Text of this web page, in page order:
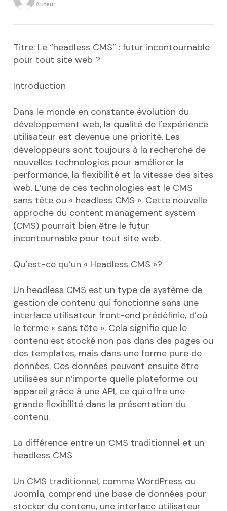
Auteur
Titre: Le “headless CMS” : futur incontournable
pour tout site web ?
Introduction
Dans le monde en constante évolution du
développement web, la qualité de l’expérience
utilisateur est devenue une priorité. Les
développeurs sont toujours à la recherche de
nouvelles technologies pour améliorer la
performance, la flexibilité et la vitesse des sites
web. L’une de ces technologies est le CMS
sans tête ou « headless CMS ». Cette nouvelle
approche du content management system
(CMS) pourrait bien être le futur
incontournable pour tout site web.
Qu’est-ce qu’un « Headless CMS »?
Un headless CMS est un type de système de
gestion de contenu qui fonctionne sans une
interface utilisateur front-end prédéfinie, d’où
le terme « sans tête ». Cela signifie que le
contenu est stocké non pas dans des pages ou
des templates, mais dans une forme pure de
données. Ces données peuvent ensuite être
utilisées sur n’importe quelle plateforme ou
appareil grâce à une API, ce qui offre une
grande flexibilité dans la présentation du
contenu.
La différence entre un CMS traditionnel et un
headless CMS
Un CMS traditionnel, comme WordPress ou
Joomla, comprend une base de données pour
stocker du contenu, une interface utilisateur